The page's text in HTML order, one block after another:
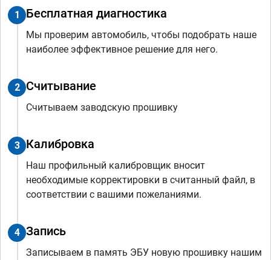
1 Бесплатная диагностика
Мы проверим автомобиль, чтобы подобрать наше
наиболее эффективное решение для него.
2 Считывание
Считываем заводскую прошивку
3 Калибровка
Наш профильный калибровщик вносит
необходимые корректировки в считанный файл, в
соответствии с вашими пожеланиями.
4 Запись
Записываем в память ЭБУ новую прошивку нашим